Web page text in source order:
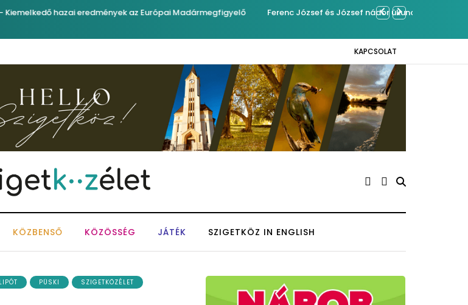
és József nádor ükunokája tért be nemrégiben Kázmérra Év végétől
KAPCSOLAT
KÖZBENSŐ KÖZÖSSÉG JÁTÉK SZIGETKÖZ IN ENGLISH
LIPÓT PÜSKI SZIGETKÖZÉLET